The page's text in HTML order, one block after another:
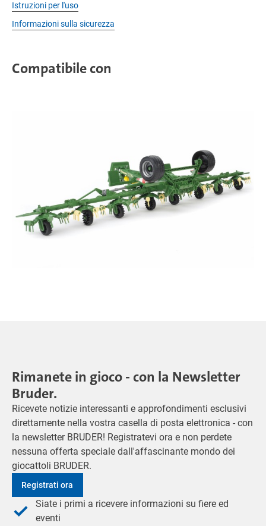
Istruzioni per l'uso
Informazioni sulla sicurezza
Compatibile con
Rimanete in gioco - con la Newsletter
Bruder.
Ricevete notizie interessanti e approfondimenti esclusivi
direttamente nella vostra casella di posta elettronica - con
la newsletter BRUDER! Registratevi ora e non perdete
nessuna offerta speciale dall'affascinante mondo dei
giocattoli BRUDER.
Registrati ora
Siate i primi a ricevere informazioni su fiere ed
eventi